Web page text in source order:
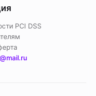
PСI DSS